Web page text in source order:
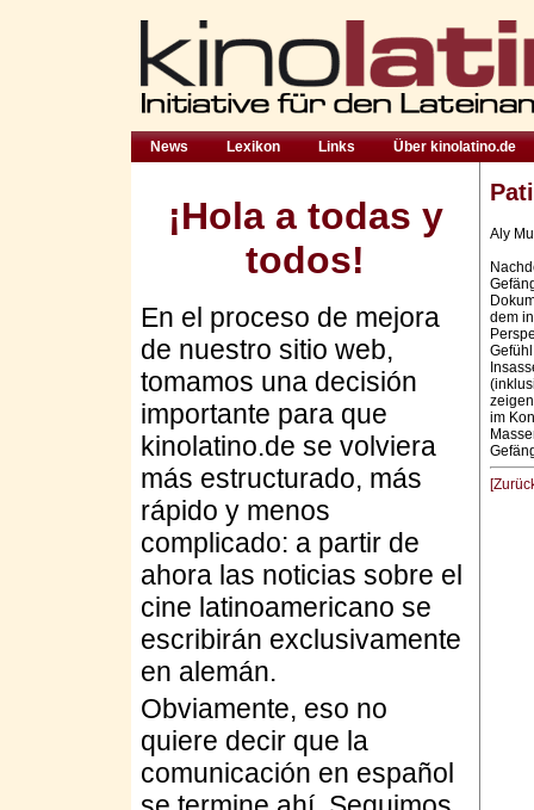
News Lexikon Links Über kinolatino.de
¡Hola a todas y
todos!
En el proceso de mejora
de nuestro sitio web,
tomamos una decisión
importante para que
kinolatino.de se volviera
más estructurado, más
rápido y menos
complicado: a partir de
ahora las noticias sobre el
cine latinoamericano se
escribirán exclusivamente
en alemán.
Obviamente, eso no
quiere decir que la
comunicación en español
Aly
dem
im